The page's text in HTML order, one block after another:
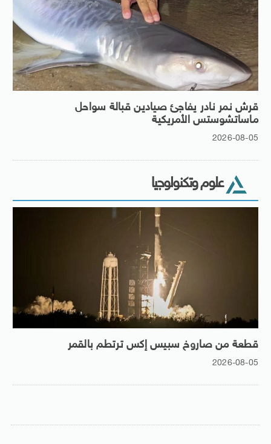
قرش نمر نادر يفاجئ صيادين قبالة سواحل
ماساتشوستس الأمريكية
2026-08-05
علوم وتكنولوجيا
قطعة من صاروخ سبيس إكس ترتطم بالقمر
2026-08-05